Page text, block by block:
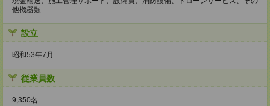
他機器類
設立
昭和53年7月
従業員数
9,350名